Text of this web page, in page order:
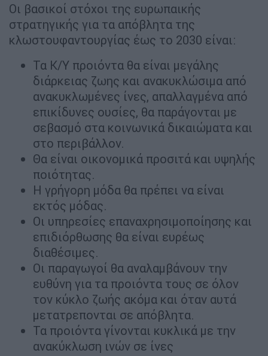
Οι βασικοί στόχοι της ευρωπαικής
στρατηγικής για τα απόβλητα της
κλωστουφαντουργίας έως το 2030 είναι:
Τα Κ/Υ προιόντα θα είναι μεγάλης
διάρκειας ζωης και ανακυκλώσιμα από
ανακυκλωμένες ίνες, απαλλαγμένα από
επικίδυνες ουσίες, θα παράγονται με
σεβασμό στα κοινωνικά δικαιώματα και
στο περιβάλλον.
Θα είναι οικονομικά προσιτά και υψηλής
ποιότητας.
Η γρήγορη μόδα θα πρέπει να είναι
εκτός μόδας.
Οι υπηρεσίες επαναχρησιμοποίησης και
επιδιόρθωσης θα είναι ευρέως
διαθέσιμες.
Οι παραγωγοί θα αναλαμβάνουν την
ευθύνη για τα προιόντα τους σε όλον
τον κύκλο ζωής ακόμα και όταν αυτά
μετατρεπονται σε απόβλητα.
Τα προιόντα γίνονται κυκλικά με την
ανακύκλωση ινών σε ίνες